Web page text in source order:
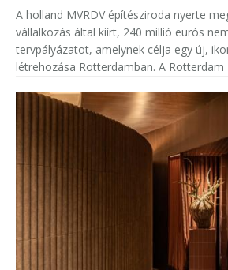
A holland MVRDV építésziroda nyerte
vállalkozás által kiírt, 240 millió eurós
tervpályázatot, amelynek célja egy új,
létrehozása Rotterdamban. A Rotterdam
jelenik meg a Maas f